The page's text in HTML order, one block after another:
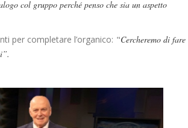
col gruppo perché penso che sia un aspetto
per completare l’organico: “Cercheremo di fare